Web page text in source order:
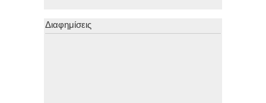
Διαφημίσεις